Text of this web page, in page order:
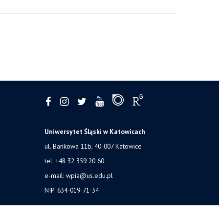
Uniwersytet Śląski w Katowicach
ul. Bankowa 11b, 40-007 Katowice
tel. +48 32 359 20 60
e-mail: wpia@us.edu.pl
NIP: 634-019-71-34